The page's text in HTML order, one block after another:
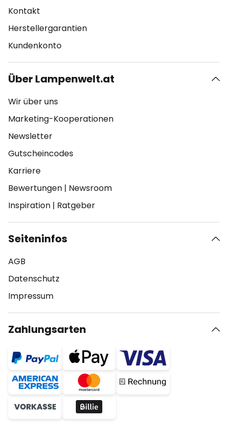
Kontakt
Herstellergarantien
Kundenkonto
Über Lampenwelt.at
Wir über uns
Marketing-Kooperationen
Newsletter
Gutscheincodes
Karriere
Bewertungen | Newsroom
Inspiration | Ratgeber
Seiteninfos
AGB
Datenschutz
Impressum
Zahlungsarten